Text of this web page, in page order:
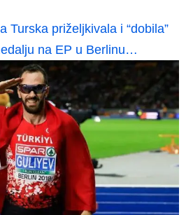
Turska priželjkivala i “dobila”
na EP u Berlinu…